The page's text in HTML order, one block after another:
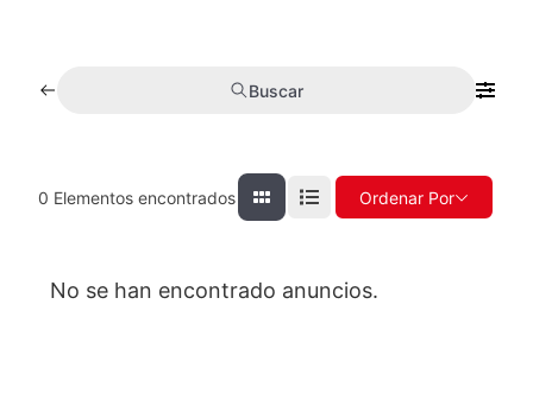
Buscar
0 Elementos encontrados Ordenar Por
No se han encontrado anuncios.